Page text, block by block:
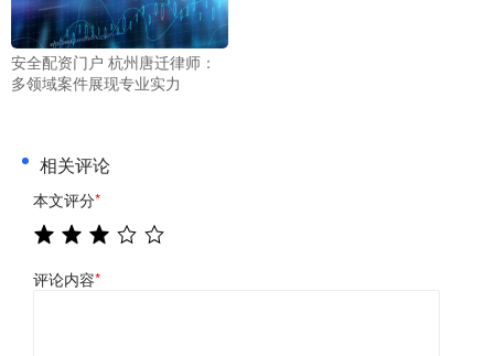
安全配资门户 杭州唐迁律师：
多领域案件展现专业实力
相关评论
本文评分*
评论内容*